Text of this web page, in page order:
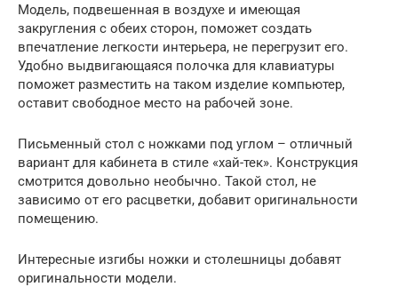
Модель, подвешенная в воздухе и имеющая
закругления с обеих сторон, поможет создать
впечатление легкости интерьера, не перегрузит его.
Удобно выдвигающаяся полочка для клавиатуры
поможет разместить на таком изделие компьютер,
оставит свободное место на рабочей зоне.
Письменный стол с ножками под углом – отличный
вариант для кабинета в стиле «хай-тек». Конструкция
смотрится довольно необычно. Такой стол, не
зависимо от его расцветки, добавит оригинальности
помещению.
Интересные изгибы ножки и столешницы добавят
оригинальности модели.